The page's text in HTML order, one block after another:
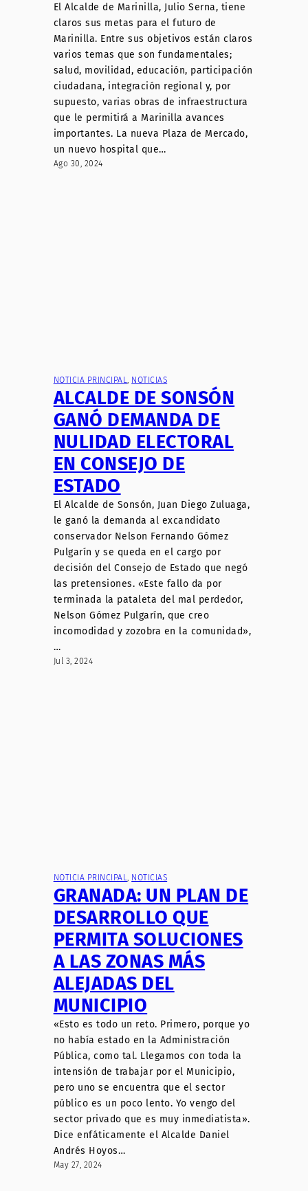
El Alcalde de Marinilla, Julio Serna, tiene
claros sus metas para el futuro de
Marinilla. Entre sus objetivos están claros
varios temas que son fundamentales;
salud, movilidad, educación, participación
ciudadana, integración regional y, por
supuesto, varias obras de infraestructura
que le permitirá a Marinilla avances
importantes. La nueva Plaza de Mercado,
un nuevo hospital que…
Ago 30, 2024
NOTICIA PRINCIPAL NOTICIAS
ALCALDE DE SONSÓN
GANÓ DEMANDA DE
NULIDAD ELECTORAL
EN CONSEJO DE
ESTADO
El Alcalde de Sonsón, Juan Diego Zuluaga,
le ganó la demanda al excandidato
conservador Nelson Fernando Gómez
Pulgarín y se queda en el cargo por
decisión del Consejo de Estado que negó
las pretensiones. «Este fallo da por
terminada la pataleta del mal perdedor,
Nelson Gómez Pulgarín, que creo
incomodidad y zozobra en la comunidad»,
…
Jul 3, 2024
NOTICIA PRINCIPAL NOTICIAS
GRANADA: UN PLAN DE
DESARROLLO QUE
PERMITA SOLUCIONES
A LAS ZONAS MÁS
ALEJADAS DEL
MUNICIPIO
«Esto es todo un reto. Primero, porque yo
no había estado en la Administración
Pública, como tal. Llegamos con toda la
intensión de trabajar por el Municipio,
pero uno se encuentra que el sector
público es un poco lento. Yo vengo del
sector privado que es muy inmediatista».
Dice enfáticamente el Alcalde Daniel
Andrés Hoyos…
May 27, 2024